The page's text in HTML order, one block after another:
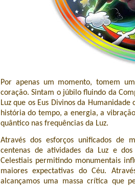
Por apenas um momento, tomem
coração. Sintam o júbilo fluindo da
Luz que os Eus Divinos da
história do tempo, a energia, a
quântico nas frequências da Luz.
Através dos esforços unificados de
centenas de atividades da Luz e
Celestiais permitindo monumentais
maiores expectativas do Céu.
alcançamos uma massa crítica que